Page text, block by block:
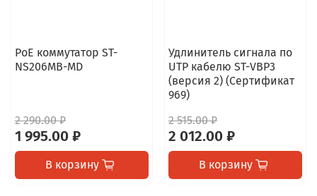
PoE коммутатор ST-
NS206MB-MD
2 290.00 ₽
1 995.00 ₽
В корзину
Удлинитель сигнала по
UTP кабелю ST-VBP3
(версия 2) (Сертификат
969)
2 515.00 ₽
2 012.00 ₽
В корзину